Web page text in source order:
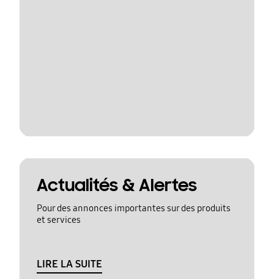
Actualités & Alertes
Pour des annonces importantes sur des produits
et services
LIRE LA SUITE